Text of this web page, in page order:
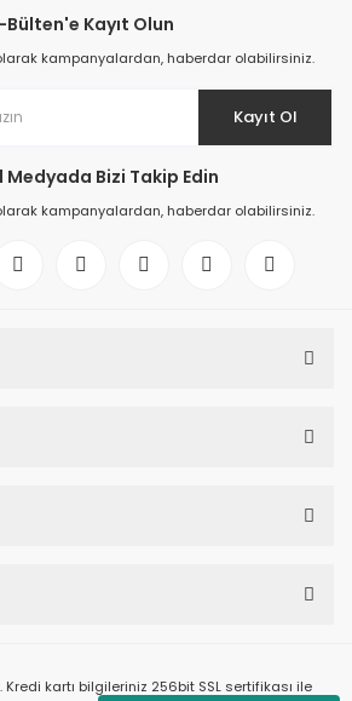
Bülten'e Kayıt Olun
kampanyalardan, haberdar olabilirsiniz.
Kayıt Ol
Medyada Bizi Takip Edin
kampanyalardan, haberdar olabilirsiniz.
Kredi kartı bilgileriniz 256bit SSL sertifikası ile